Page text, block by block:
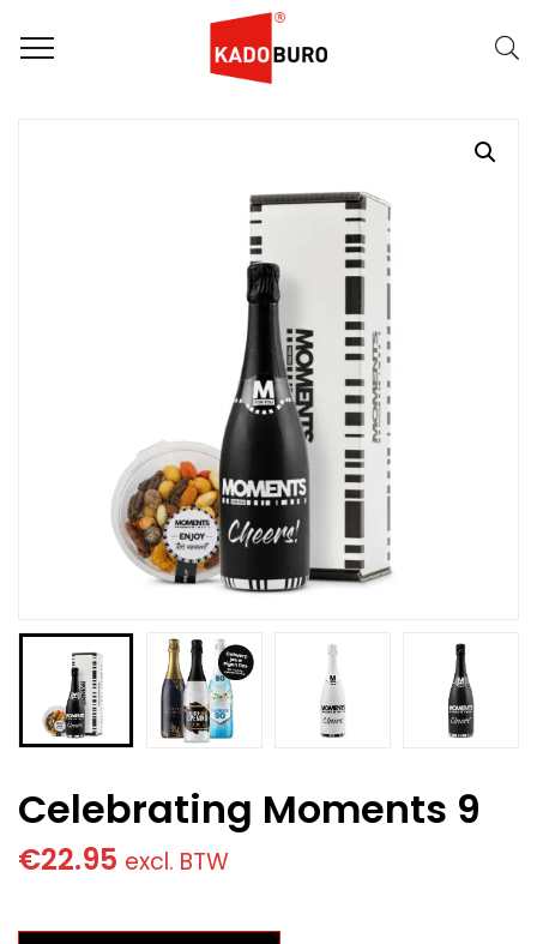
Home
Moments for you pakketten
Celebrating Moments 9
Celebrating Moments 9
€22.95 excl. BTW